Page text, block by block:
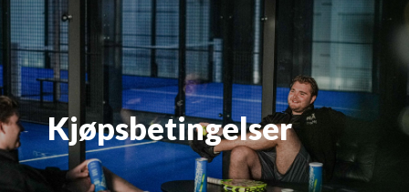
Kjøpsbetingelser